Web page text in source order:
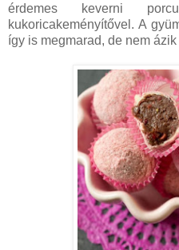
érdemes keverni
kukoricakeményítővel. A
így is megmarad, de nem